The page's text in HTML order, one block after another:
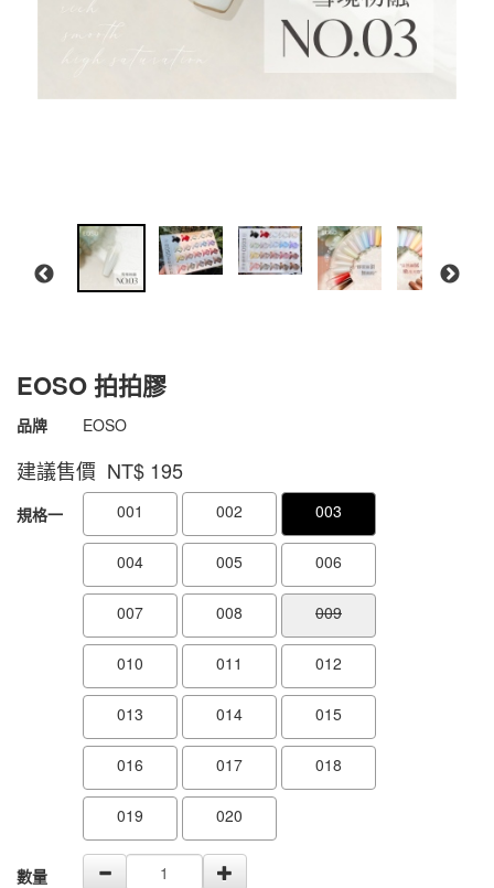
EOSO 拍拍膠
商品代號 4711075575541
4711075575541
品牌 EOSO
建議售價 NT$ 195
GOODS000000000000002072363
規格一 001 002 003
004 005 006
007 008 009
010 011 012
013 014 015
016 017 018
019 020
數量